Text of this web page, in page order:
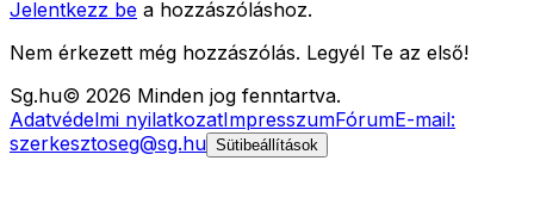
Jelentkezz be a hozzászóláshoz.
Nem érkezett még hozzászólás. Legyél Te az első!
Sg.hu© 2026 Minden jog fenntartva.
Adatvédelmi nyilatkozatImpresszumFórumE-mail:
szerkesztoseg@sg.hu Sütibeállítások